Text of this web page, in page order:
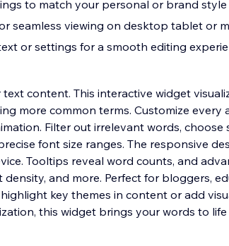
to match your personal or brand style
seamless viewing on desktop tablet or
or settings for a smooth editing
content. This interactive widget
more common terms. Customize
Filter out irrelevant words, choose
font size ranges. The responsive
Tooltips reveal word counts, and
and more. Perfect for bloggers,
key themes in content or add
this widget brings your words to